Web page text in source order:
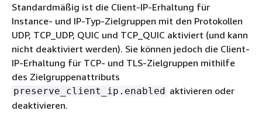
Standardmäßig ist die Client-IP-Erhaltung für
Instance- und IP-Typ-Zielgruppen mit den Protokollen
UDP, TCP_UDP, QUIC und TCP_QUIC aktiviert (und kann
nicht deaktiviert werden). Sie können jedoch die Client-
IP-Erhaltung für TCP- und TLS-Zielgruppen mithilfe
des Zielgruppenattributs
preserve_client_ip.enabled aktivieren oder
deaktivieren.